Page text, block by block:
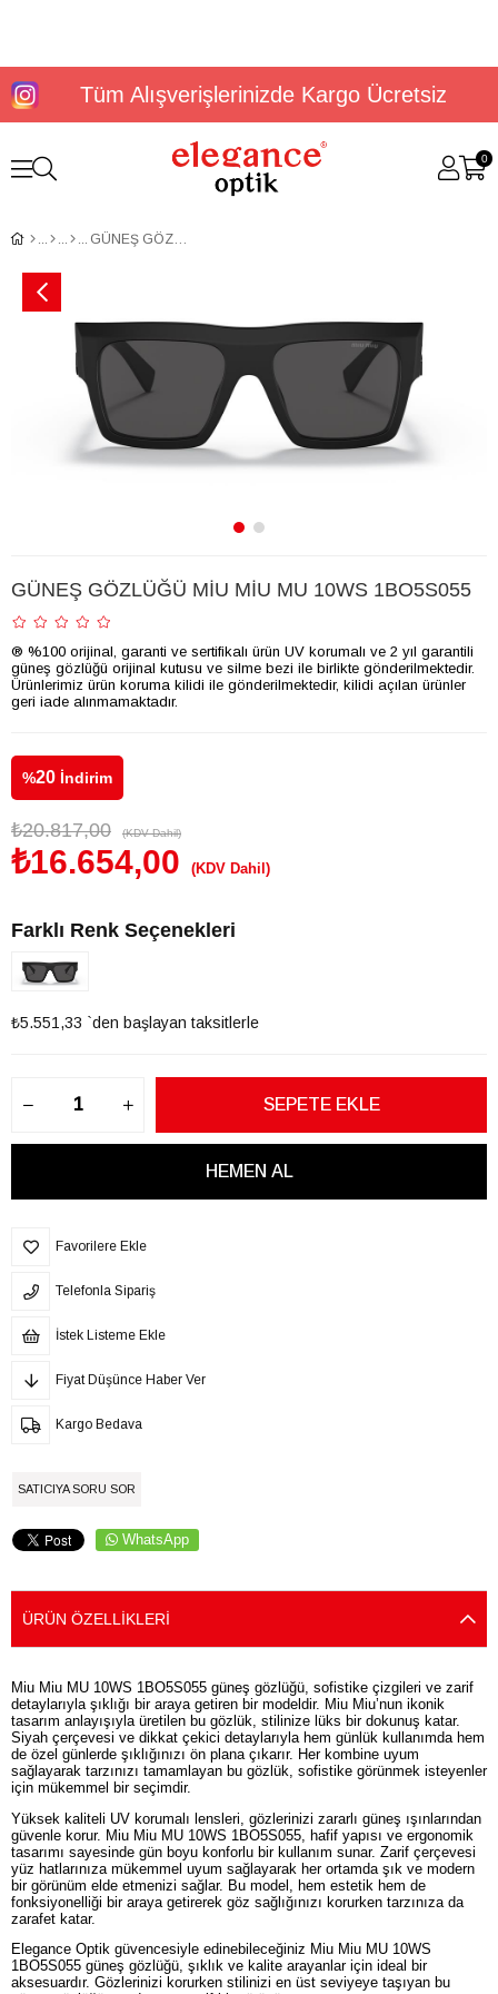
Tüm Alışverişlerinizde Kargo Ücretsiz
0
GÜNEŞ GÖZLÜĞÜ MİU MİU MU 10WS 1BO5S055
GÜNEŞ GÖZLÜĞÜ MİU MİU MU 10WS 1BO5S055
® %100 orijinal, garanti ve sertifikalı ürün UV korumalı ve 2 yıl garantili
güneş gözlüğü orijinal kutusu ve silme bezi ile birlikte gönderilmektedir.
Ürünlerimiz ürün koruma kilidi ile gönderilmektedir, kilidi açılan ürünler
geri iade alınmamaktadır.
%20 İndirim
₺20.817,00 (KDV Dahil)
₺16.654,00 (KDV Dahil)
Farklı Renk Seçenekleri
₺5.551,33 `den başlayan taksitlerle
Favorilere Ekle
Telefonla Sipariş
İstek Listeme Ekle
Fiyat Düşünce Haber Ver
Kargo Bedava
SATICIYA SORU SOR
WhatsApp
ÜRÜN ÖZELLIKLERI
Miu Miu MU 10WS 1BO5S055 güneş gözlüğü, sofistike çizgileri ve zarif
detaylarıyla şıklığı bir araya getiren bir modeldir. Miu Miu’nun ikonik
tasarım anlayışıyla üretilen bu gözlük, stilinize lüks bir dokunuş katar.
Siyah çerçevesi ve dikkat çekici detaylarıyla hem günlük kullanımda hem
de özel günlerde şıklığınızı ön plana çıkarır. Her kombine uyum
sağlayarak tarzınızı tamamlayan bu gözlük, sofistike görünmek isteyenler
için mükemmel bir seçimdir.
Yüksek kaliteli UV korumalı lensleri, gözlerinizi zararlı güneş ışınlarından
güvenle korur. Miu Miu MU 10WS 1BO5S055, hafif yapısı ve ergonomik
tasarımı sayesinde gün boyu konforlu bir kullanım sunar. Zarif çerçevesi
yüz hatlarınıza mükemmel uyum sağlayarak her ortamda şık ve modern
bir görünüm elde etmenizi sağlar. Bu model, hem estetik hem de
fonksiyonelliği bir araya getirerek göz sağlığınızı korurken tarzınıza da
zarafet katar.
Elegance Optik güvencesiyle edinebileceğiniz Miu Miu MU 10WS
1BO5S055 güneş gözlüğü, şıklık ve kalite arayanlar için ideal bir
aksesuardır. Gözlerinizi korurken stilinizi en üst seviyeye taşıyan bu